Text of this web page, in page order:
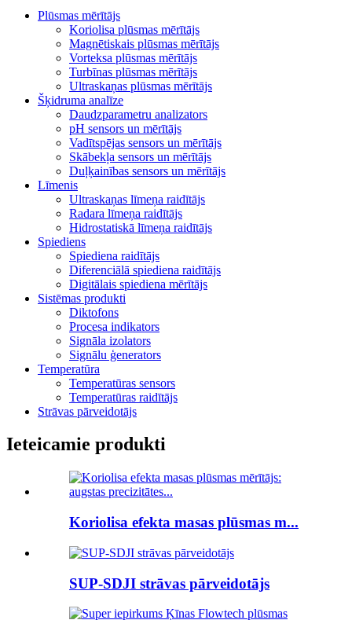
Plūsmas mērītājs
Koriolisa plūsmas mērītājs
Magnētiskais plūsmas mērītājs
Vorteksa plūsmas mērītājs
Turbīnas plūsmas mērītājs
Ultraskaņas plūsmas mērītājs
Šķidruma analīze
Daudzparametru analizators
pH sensors un mērītājs
Vadītspējas sensors un mērītājs
Skābekļa sensors un mērītājs
Duļķainības sensors un mērītājs
Līmenis
Ultraskaņas līmeņa raidītājs
Radara līmeņa raidītājs
Hidrostatiskā līmeņa raidītājs
Spiediens
Spiediena raidītājs
Diferenciālā spiediena raidītājs
Digitālais spiediena mērītājs
Sistēmas produkti
Diktofons
Procesa indikators
Signāla izolators
Signālu ģenerators
Temperatūra
Temperatūras sensors
Temperatūras raidītājs
Strāvas pārveidotājs
Ieteicamie produkti
Koriolisa efekta masas plūsmas m...
SUP-SDJI strāvas pārveidotājs